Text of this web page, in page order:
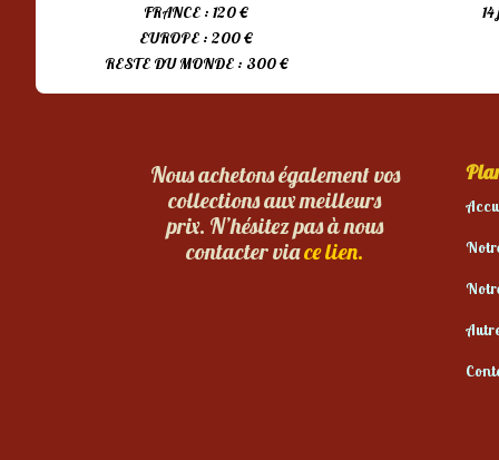
FRANCE : 120 €
EUROPE : 200 €
RESTE DU MONDE : 300 €
Nous achetons également vos
collections aux meilleurs
prix. N’hésitez pas à nous
contacter viace lien.